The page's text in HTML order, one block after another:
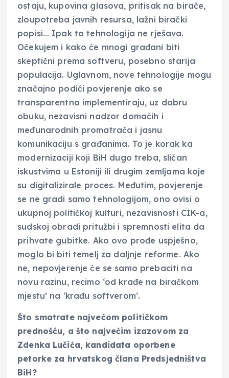
ostaju, kupovina glasova, pritisak na birače,
zloupotreba javnih resursa, lažni birački
popisi… Ipak to tehnologija ne rješava.
Očekujem i kako će mnogi građani biti
skeptični prema softveru, posebno starija
populacija. Uglavnom, nove tehnologije mogu
značajno podići povjerenje ako se
transparentno implementiraju, uz dobru
obuku, nezavisni nadzor domaćih i
međunarodnih promatrača i jasnu
komunikaciju s građanima. To je korak ka
modernizaciji koji BiH dugo treba, sličan
iskustvima u Estoniji ili drugim zemljama koje
su digitalizirale proces. Međutim, povjerenje
se ne gradi samo tehnologijom, ono ovisi o
ukupnoj političkoj kulturi, nezavisnosti CIK-a,
sudskoj obradi pritužbi i spremnosti elita da
prihvate gubitke. Ako ovo prođe uspješno,
moglo bi biti temelj za daljnje reforme. Ako
ne, nepovjerenje će se samo prebaciti na
novu razinu, recimo ‘od krađe na biračkom
mjestu’ na ‘krađu softverom’.
Što smatrate najvećom političkom
prednošću, a što najvećim izazovom za
Zdenka Lučića, kandidata oporbene
petorke za hrvatskog člana Predsjedništva
BiH?